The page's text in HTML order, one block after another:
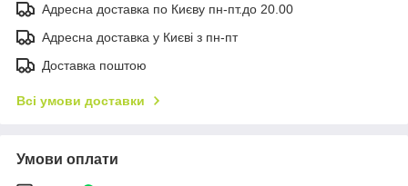
Адресна доставка по Києву пн-пт.до 20.00
Адресна доставка у Києві з пн-пт
Доставка поштою
Всі умови доставки
Умови оплати